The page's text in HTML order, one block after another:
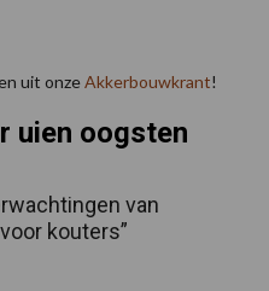
uit onzeAkkerbouwkrant!
uien oogsten
van
kouters”